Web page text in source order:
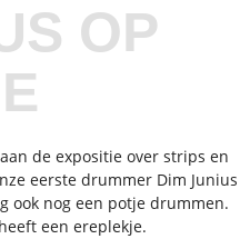
OP
de expositie over strips en
eerste drummer Dim Junius
ook nog een potje drummen.
een ereplekje.